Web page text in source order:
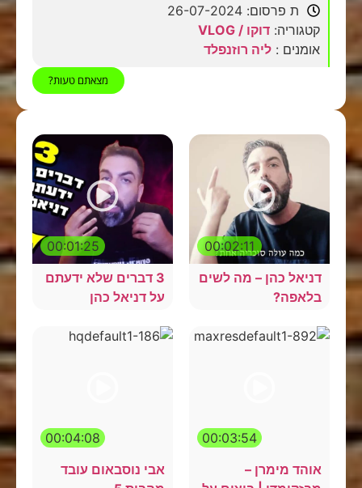
ת פרסום: 26-07-2024
קטגוריה: דוקו / VLOG
אומנים : ליה רוזנפלד
מצאתם טעות?
00:02:11
דניאל כהן – מה לשים
בלאפה?
00:01:25
3 דברים שלא ידעתם
על דניאל כהן
00:03:54
אוהד מימרן –
00:04:08
אבי נוסבאום עובד